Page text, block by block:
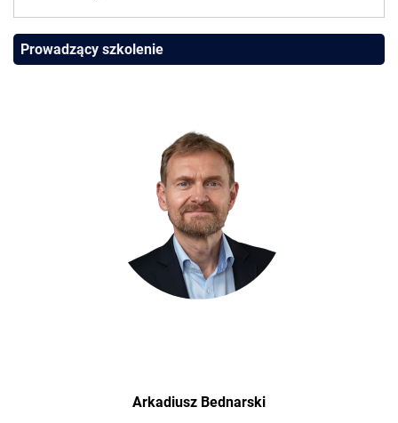
Prowadzący szkolenie
Arkadiusz Bednarski